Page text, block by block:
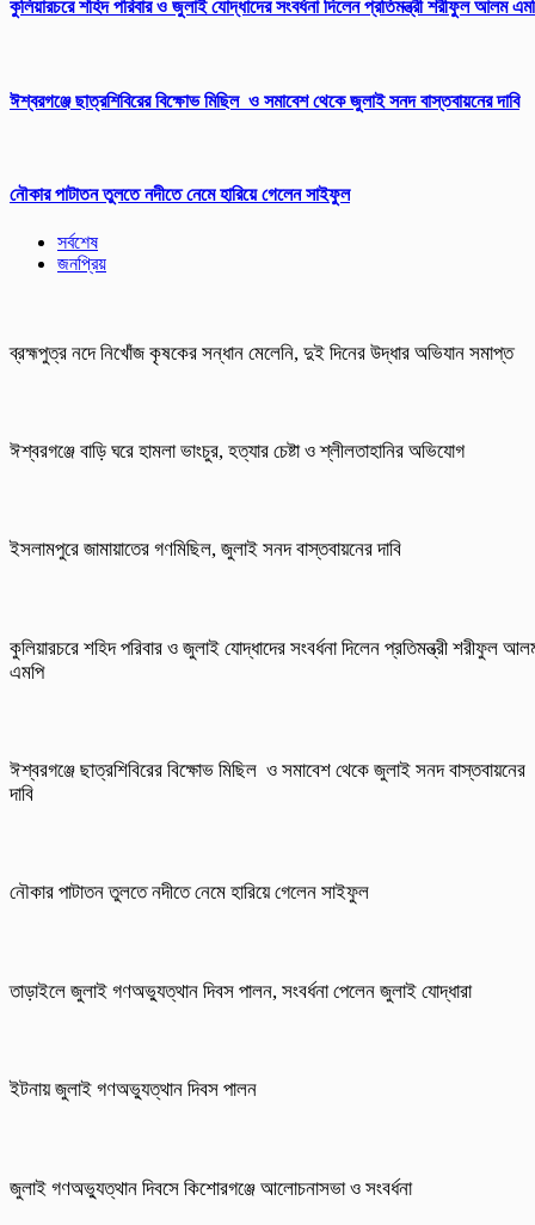
কুলিয়ারচরে শহিদ পরিবার ও জুলাই যোদ্ধাদের সংবর্ধনা দিলেন প্রতিমন্ত্রী শরীফুল আলম
ঈশ্বরগঞ্জে ছাত্রশিবিরের বিক্ষোভ মিছিল ও সমাবেশ থেকে জুলাই সনদ বাস্তবায়নের দাবি
নৌকার পাটাতন তুলতে নদীতে নেমে হারিয়ে গেলেন সাইফুল
সর্বশেষ
জনপ্রিয়
ব্রহ্মপুত্র নদে নিখোঁজ কৃষকের সন্ধান মেলেনি, দুই দিনের উদ্ধার অভিযান সমাপ্ত
ঈশ্বরগঞ্জে বাড়ি ঘরে হামলা ভাংচুর, হত্যার চেষ্টা ও শ্লীলতাহানির অভিযোগ
ইসলামপুরে জামায়াতের গণমিছিল, জুলাই সনদ বাস্তবায়নের দাবি
কুলিয়ারচরে শহিদ পরিবার ও জুলাই যোদ্ধাদের সংবর্ধনা দিলেন প্রতিমন্ত্রী শরীফুল
এমপি
ঈশ্বরগঞ্জে ছাত্রশিবিরের বিক্ষোভ মিছিল ও সমাবেশ থেকে জুলাই সনদ বাস্তবায়নের
দাবি
নৌকার পাটাতন তুলতে নদীতে নেমে হারিয়ে গেলেন সাইফুল
তাড়াইলে জুলাই গণঅভ্যুত্থান দিবস পালন, সংবর্ধনা পেলেন জুলাই যোদ্ধারা
ইটনায় জুলাই গণঅভ্যুত্থান দিবস পালন
জুলাই গণঅভ্যুত্থান দিবসে কিশোরগঞ্জে আলোচনাসভা ও সংবর্ধনা